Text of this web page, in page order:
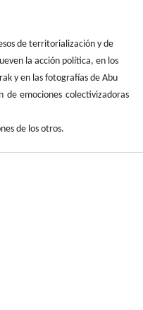
de territorialización y de
la acción política, en los
y en las fotografías de Abu
de emociones colectivizadoras
de los otros.